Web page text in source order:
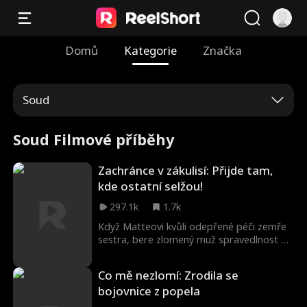
Domů Kategorie Značka
Soud
Soud Filmové příběhy
Zachránce v zákulisí: Přijde tam,
kde ostatní selžou!
297.1k
1.7k
Když Matteovi kvůli odepřené péči zemře
sestra, bere zlomený muž spravedlnost do
odhalit zkorumpované zdravotní
pojišťovny, které parazitují na těch
Co mě nezlomí: Zrodila se
bojovnice z popela